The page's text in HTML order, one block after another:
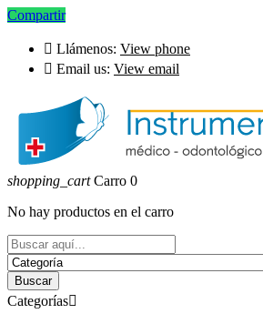
Compartir
 Llámenos: View phone
 Email us: View email
shopping_cart Carro 0
No hay productos en el carro
Buscar
Categorías